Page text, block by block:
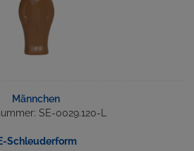
Männchen
SE-0029.120-L
Schleuderform